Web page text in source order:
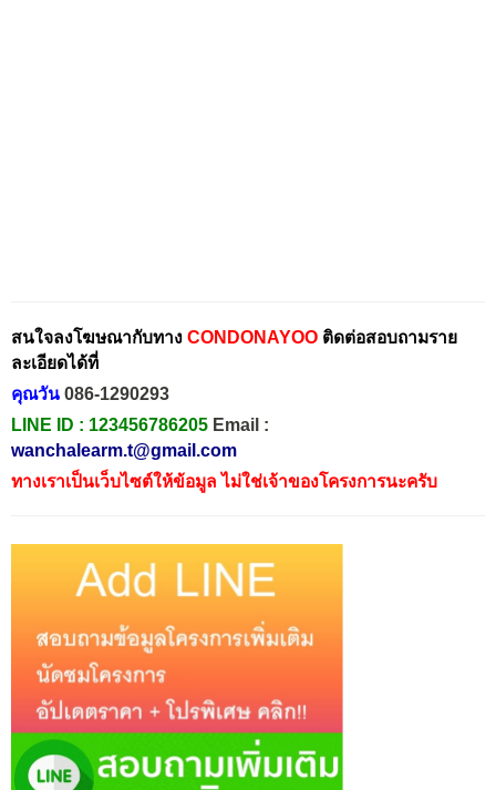
สนใจลงโฆษณากับทาง CONDONAYOO ติดต่อสอบถามราย
ละเอียดได้ที่
คุณวัน 086-1290293
LINE ID : 123456786205 Email :
wanchalearm.t@gmail.com
ทางเราเป็นเว็บไซต์ให้ข้อมูล ไม่ใช่เจ้าของโครงการนะครับ